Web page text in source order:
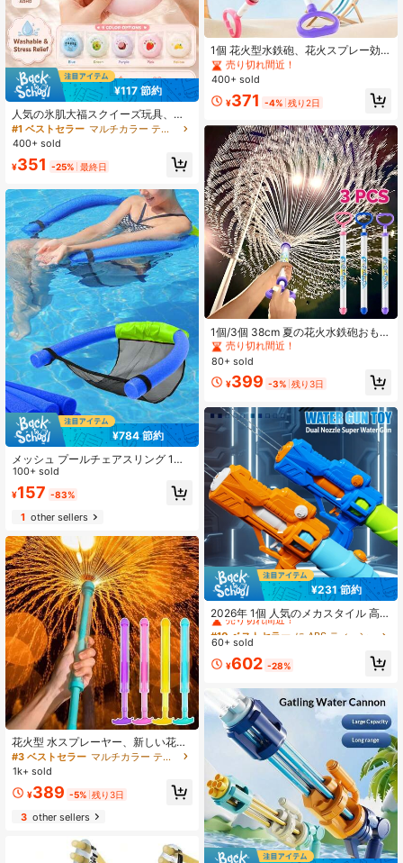
¥117 節約
人気の氷肌大福スクイーズ玩具、柔
らかいスクイーズASMRとADHD集
中指先玩具、ゆっくり戻るストレス
に適しています、かわいいポータブ
新学期日常リラックスギフト
#1 ベストセラー
マルチカラー ティーンエイジャー向けジャグリングセット
400+ sold
¥351 -25% 最終日
¥784 節約
メッシュ プールチェアスリング 1個
―スタイリッシュに水に浮かぶ、ス
イミングプール用品、水スイミング
プールフローティングリング ベッド
ーギフトに適しています
100+ sold
¥157 -83%
1other sellers
花火型 水スプレーヤー、新しい花火
の水しぶき効果、花火撮影用小物、
高圧花火噴水、パーティーゲームや
ー、ゲーム、装飾に最適。
#3 ベストセラー
マルチカラー ティーンエイジャーのための水遊び
1k+ sold
¥389 -5% 残り3日
3other sellers
1個 花火型水鉄砲、花火スプレー効
果の夏の水鉄砲、耐久性のあるプラ
スチック製の押して噴射する水鉄
ールバトル、ビーチパーティー、プ
道具、プールの水遊び、写真小道
具、誕生日サプライズギフトに適し
ています
#1 ベストセラー
売り切れ間近！
#1 ベストセラー
売り切れ間近！
#1 ベストセラー
売り切れ間近！
#1 ベストセラー
400+ sold
¥371 -4% 残り2日
1個/3個 38cm 夏の花火水鉄砲おもち
ゃ、プールおもちゃ、ビーチおもち
ゃ、ガーデンおもちゃ、水遊びおも
ちゃ、アウトドア水遊びおもちゃ、
夏プールおもちゃ、ビーチパーティ
ーゲーム小物、プール水遊び、写真
小物、誕生日プレゼント、水スプレ
ー
#5 ベストセラー
マルチカラー ティーンエイジャーのための水遊び
売り切れ間近！
#5 ベストセラー
売り切れ間近！
#5 ベストセラー
売り切れ間近！
#5 ベストセラー
マルチカラー ティーンエイジャーのための水遊び
80+ sold
¥399 -3% 残り3日
¥231 節約
2026年 1個 人気のメカスタイル 高圧
マルチノズル 大容量水鉄砲、長距離
漏れ防止 厚手 耐久性水ブラスター、
ゃ、ソンクラン祭り屋外水遊びおも
ギフト、ギフト、夏、夏バトルおも
#10 ベストセラー
に ABS ティーンエイジャーのための水遊び
売り切れ間近！
#10 ベストセラー
売り切れ間近！
#10 ベストセラー
売り切れ間近！
#10 ベストセラー
に ABS ティーンエイジャーのための水遊び
60+ sold
¥602 -28%